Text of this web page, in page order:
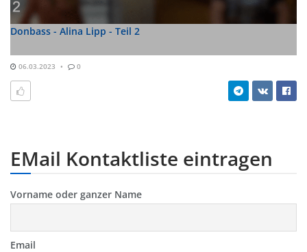
Donbass - Alina Lipp - Teil 2
06.03.2023 0
EMail Kontaktliste eintragen
Vorname oder ganzer Name
Email